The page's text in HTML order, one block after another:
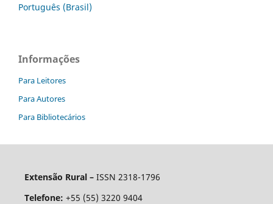
Português (Brasil)
Informações
Para Leitores
Para Autores
Para Bibliotecários
Extensão Rural – ISSN 2318-1796
Telefone: +55 (55) 3220 9404